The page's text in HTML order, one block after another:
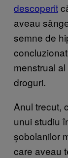
descoperit
aveau
semne de
menstrual
droguri.
Anul trecut,
unui studiu
șobolanilor
care aveau